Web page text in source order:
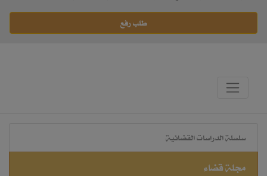
طلب رفع
سلسلة الدراسات القضائية
مجلة قضاء